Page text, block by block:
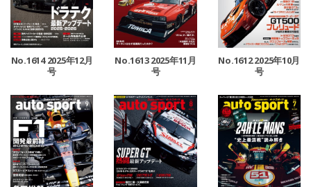
No.1614 2025年12月
号
No.1613 2025年11月
号
No.1612 2025年10月
号